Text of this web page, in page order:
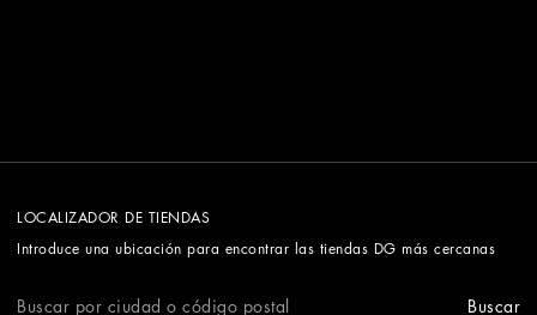
LOCALIZADOR DE TIENDAS
Introduce una ubicación para encontrar las tiendas DG más cercanas
Buscar